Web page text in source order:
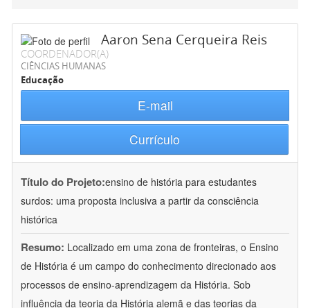
Aaron Sena Cerqueira Reis
COORDENADOR(A)
CIÊNCIAS HUMANAS
Educação
E-mail
Currículo
Título do Projeto:ensino de história para estudantes
surdos: uma proposta inclusiva a partir da consciência
histórica
Resumo: Localizado em uma zona de fronteiras, o Ensino
de História é um campo do conhecimento direcionado aos
processos de ensino-aprendizagem da História. Sob
influência da teoria da História alemã e das teorias da